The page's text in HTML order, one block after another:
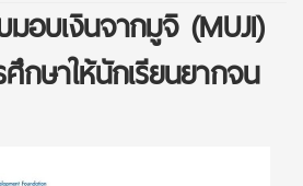
อบเงินจากมูจิ (MUJI)
กษาให้นักเรียนยากจน